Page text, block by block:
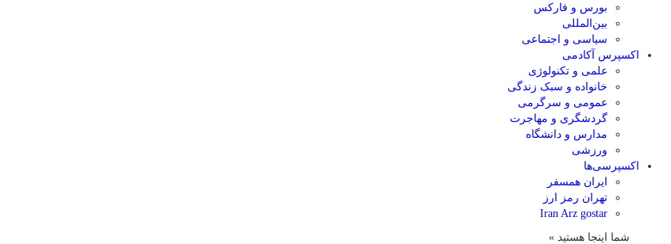
بورس و فارکس
بین‌المللی
سیاسی و اجتماعی
اکسپرس آکادمی
علمی و تکنولوژی
خانواده و سبک زندگی
عمومی و سرگرمی
گردشگری و مهاجرت
مدارس و دانشگاه
ورزشی
اکسپرسی‌ها
ایران همسفر
تهران رمز ارز
Iran Arz gostar
شما اینجا هستید »